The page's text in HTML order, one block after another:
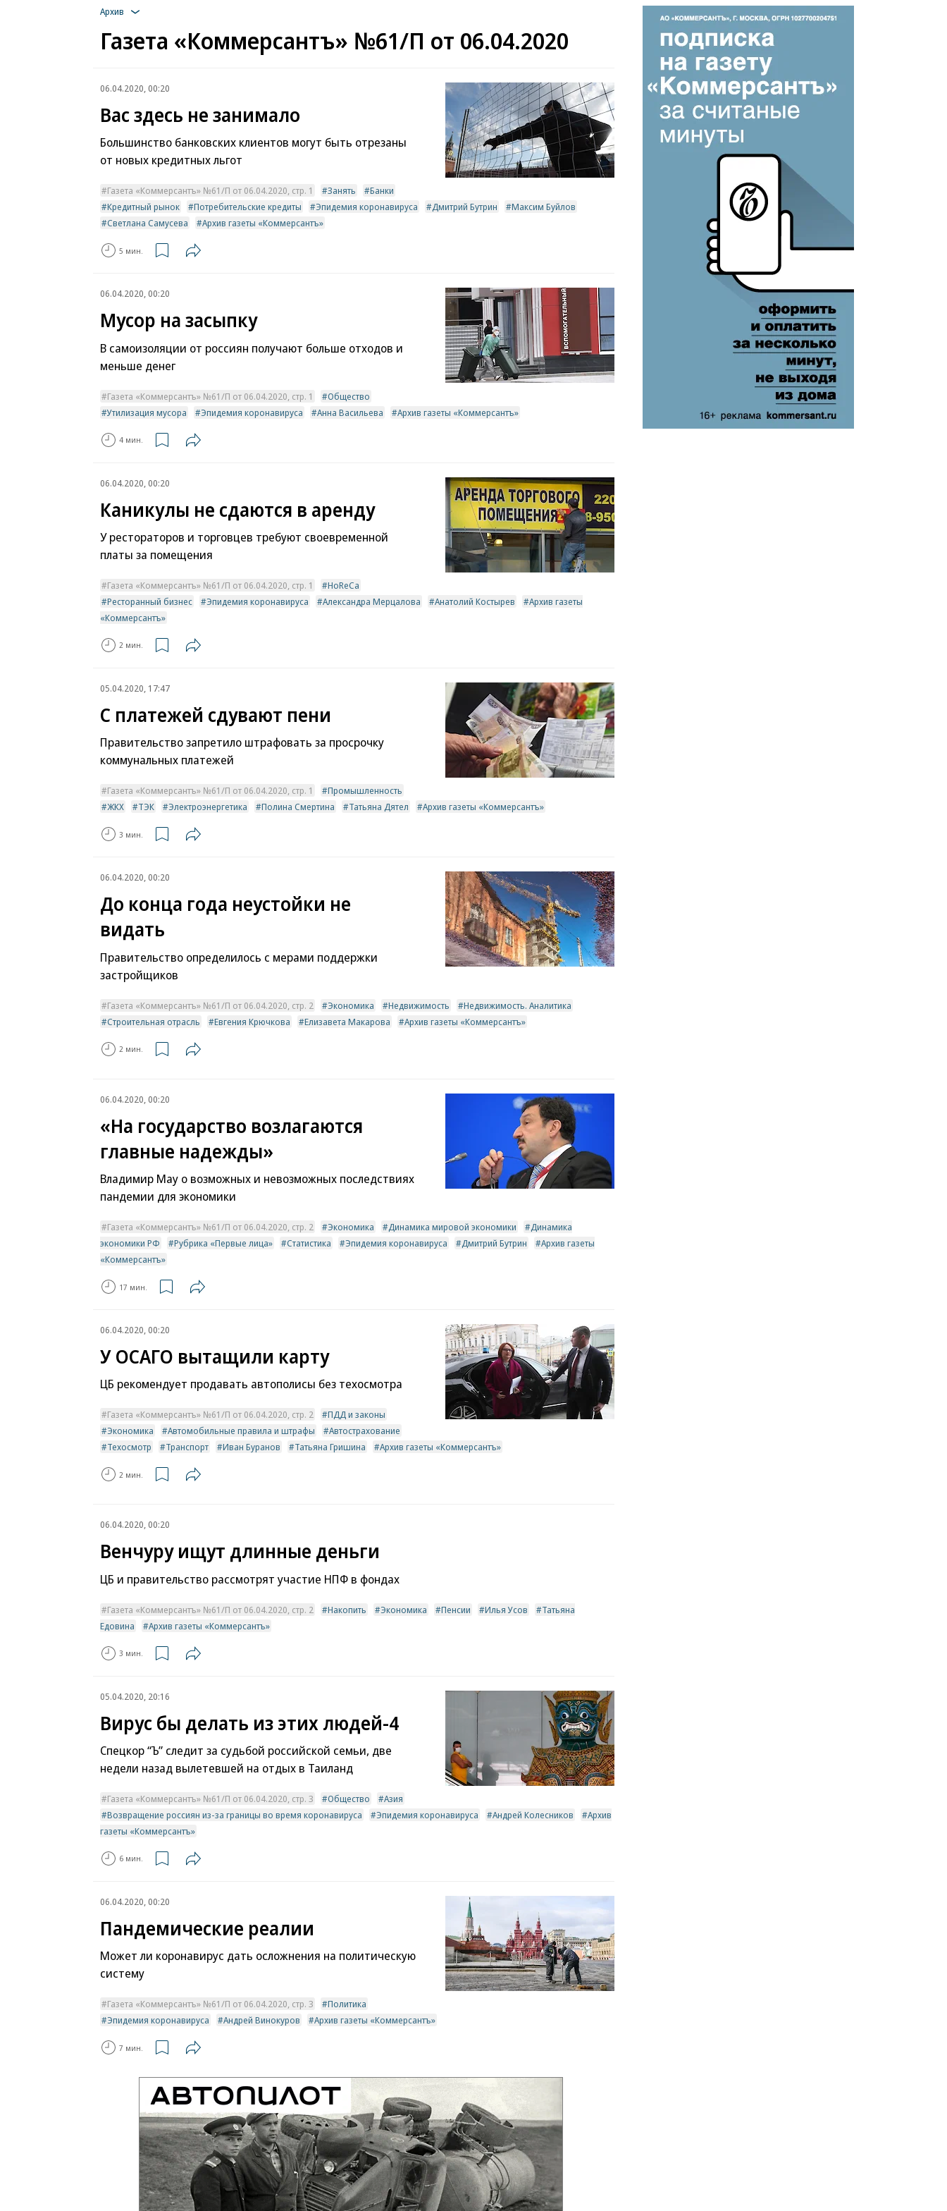
Архив
Газета «Коммерсантъ» №61/П от 06.04.2020
06.04.2020, 00:20
Вас здесь не занимало
Большинство банковских клиентов могут быть отрезаны
от новых кредитных льгот
Газета «Коммерсантъ» №61/П от 06.04.2020, стр. 1 Занять
Банки
Кредитный рынок
Потребительские кредиты Эпидемия коронавируса Дмитрий Бутрин
Максим Буйлов
Светлана Самусева
Архив газеты «Коммерсантъ»
5 мин.
06.04.2020, 00:20
Мусор на засыпку
В самоизоляции от россиян получают больше отходов и
меньше денег
Газета «Коммерсантъ» №61/П от 06.04.2020, стр. 1
Общество
Утилизация мусора
Эпидемия коронавируса Анна Васильева Архив газеты «Коммерсантъ»
4 мин.
06.04.2020, 00:20
Каникулы не сдаются в аренду
У рестораторов и торговцев требуют своевременной
платы за помещения
Газета «Коммерсантъ» №61/П от 06.04.2020, стр. 1
HoReCa
Ресторанный бизнес
Эпидемия коронавируса Александра Мерцалова Анатолий Костырев
Архив газеты
«Коммерсантъ»
2 мин.
05.04.2020, 17:47
С платежей сдувают пени
Правительство запретило штрафовать за просрочку
коммунальных платежей
Газета «Коммерсантъ» №61/П от 06.04.2020, стр. 1
Промышленность
ЖКХ
ТЭК Электроэнергетика Полина Смертина Татьяна Дятел Архив газеты «Коммерсантъ»
3 мин.
06.04.2020, 00:20
До конца года неустойки не
видать
Правительство определилось с мерами поддержки
застройщиков
Газета «Коммерсантъ» №61/П от 06.04.2020, стр. 2 Экономика Недвижимость
Недвижимость. Аналитика
Строительная отрасль
Евгения Крючкова Елизавета Макарова Архив газеты «Коммерсантъ»
2 мин.
06.04.2020, 00:20
«На государство возлагаются
главные надежды»
Владимир Мау о возможных и невозможных последствиях
пандемии для экономики
Газета «Коммерсантъ» №61/П от 06.04.2020, стр. 2 Экономика Динамика мировой экономики
Динамика
экономики РФ
Рубрика «Первые лица» Статистика Эпидемия коронавируса Дмитрий Бутрин
Архив газеты
«Коммерсантъ»
17 мин.
06.04.2020, 00:20
У ОСАГО вытащили карту
ЦБ рекомендует продавать автополисы без техосмотра
Газета «Коммерсантъ» №61/П от 06.04.2020, стр. 2
ПДД и законы
Экономика
Автомобильные правила и штрафы
Автострахование
Техосмотр
Транспорт Иван Буранов Татьяна Гришина Архив газеты «Коммерсантъ»
2 мин.
06.04.2020, 00:20
Венчуру ищут длинные деньги
ЦБ и правительство рассмотрят участие НПФ в фондах
Газета «Коммерсантъ» №61/П от 06.04.2020, стр. 2 Накопить Экономика Пенсии Илья Усов
Татьяна
Едовина
Архив газеты «Коммерсантъ»
3 мин.
05.04.2020, 20:16
Вирус бы делать из этих людей-4
Спецкор “Ъ” следит за судьбой российской семьи, две
недели назад вылетевшей на отдых в Таиланд
Газета «Коммерсантъ» №61/П от 06.04.2020, стр. 3 Общество
Азия
Возвращение россиян из-за границы во время коронавируса
Эпидемия коронавируса Андрей Колесников
Архив
газеты «Коммерсантъ»
6 мин.
06.04.2020, 00:20
Пандемические реалии
Может ли коронавирус дать осложнения на политическую
систему
Газета «Коммерсантъ» №61/П от 06.04.2020, стр. 3
Политика
Эпидемия коронавируса
Андрей Винокуров Архив газеты «Коммерсантъ»
7 мин.